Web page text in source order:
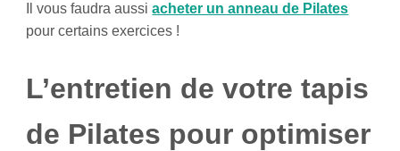
Il vous faudra aussiacheter un anneau de Pilates
pour certains exercices !
L’entretien de votre tapis
de Pilates pour optimiser